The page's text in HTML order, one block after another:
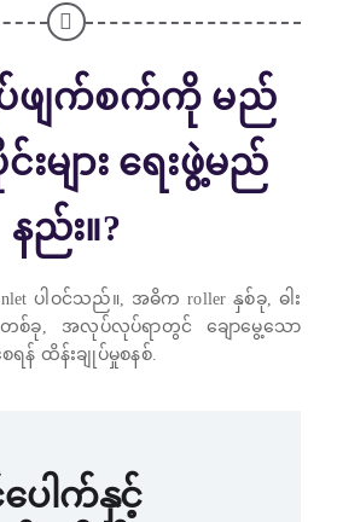
ဖျက်စက်ကို မည်
များ ရေးဖွဲ့မည်
နည်း။?
ပါဝင်သည်။, အဓိက roller နှစ်ခု, ဓါး
တစ်ခု, အလုပ်လုပ်ရာတွင် ချောမွေ့သော
န် ထိန်းချုပ်မှုစနစ်.
ေါက်နှင့်